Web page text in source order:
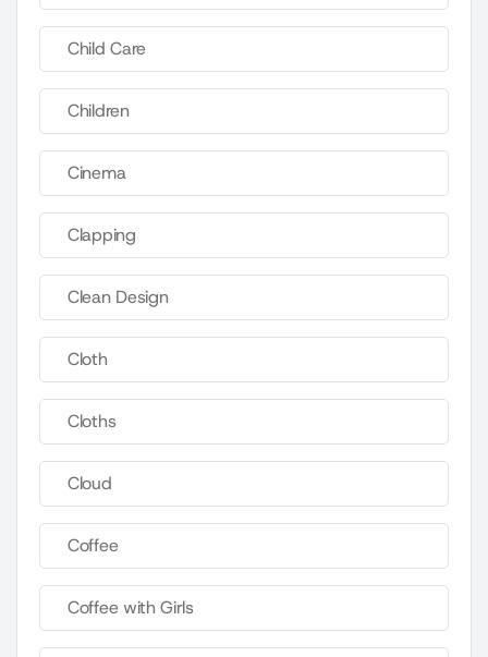
Child Care
Children
Cinema
Clapping
Clean Design
Cloth
Cloths
Cloud
Coffee
Coffee with Girls